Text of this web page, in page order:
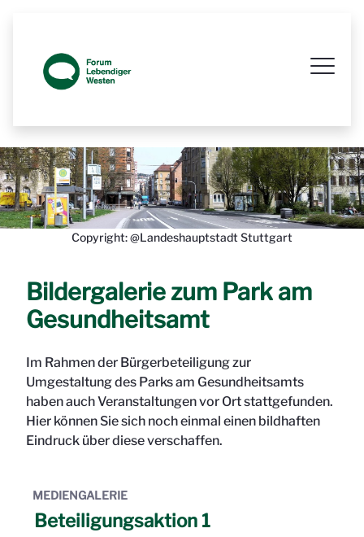
Copyright: @Landeshauptstadt Stuttgart
Bildergalerie zum Park am
Gesundheitsamt
Im Rahmen der Bürgerbeteiligung zur
Umgestaltung des Parks am Gesundheitsamts
haben auch Veranstaltungen vor Ort stattgefunden.
Hier können Sie sich noch einmal einen bildhaften
Eindruck über diese verschaffen.
MEDIENGALERIE
Beteiligungsaktion 1